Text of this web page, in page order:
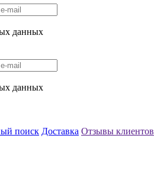
данных
данных
поиск Доставка Отзывы клиентов